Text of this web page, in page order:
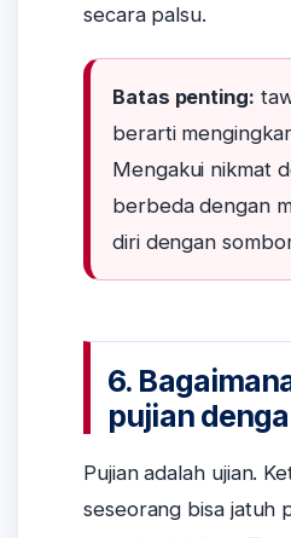
secara palsu.
Batas penting:
berarti
Mengakui nikmat
berbeda dengan
diri dengan
6.
pujian
Pujian adalah ujian.
seseorang bisa jatuh